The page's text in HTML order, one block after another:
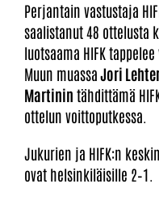
Perjantain vastustaja
saalistanut 48 ottelusta
luotsaama HIFK
Muun muassaJori
Martinin tähdittämä
ottelun voittoputkessa.
Jukurien ja HIFK:n
ovat helsinkiläisille 2–1.